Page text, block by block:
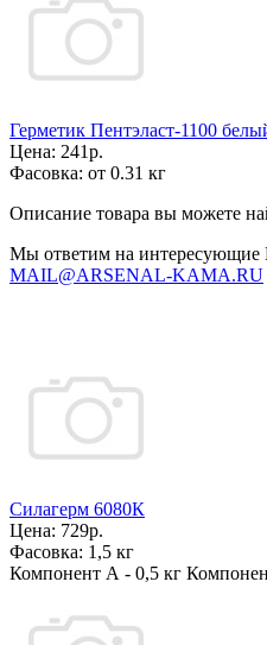
Герметик Пентэласт-1100
Цена: 241р.
Фасовка: от 0.31 кг
Описание товара вы можете
Мы ответим на интересующие
MAIL@ARSENAL-KAMA.RU
Силагерм 6080К
Цена: 729р.
Фасовка: 1,5 кг
Компонент А - 0,5 кг